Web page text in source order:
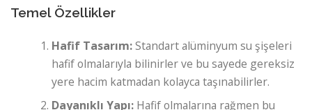
Temel Özellikler
Hafif Tasarım:Standart alüminyum su şişeleri
hafif olmalarıyla bilinirler ve bu sayede gereksiz
yere hacim katmadan kolayca taşınabilirler.
Dayanıklı Yapı: Hafif olmalarına rağmen bu